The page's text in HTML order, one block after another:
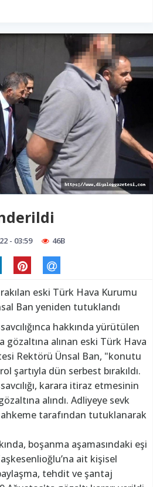
- 03:59 46B
eski Türk Hava Kurumu
Ban yeniden tutuklandı
hakkında yürütülen
gözaltına alınan eski Türk Hava
Rektörü Ünsal Ban, "konutu
şartıyla dün serbest bırakıldı.
karara itiraz etmesinin
alındı. Adliyeye sevk
tarafından tutuklanarak
boşanma aşamasındaki eşi
ait kişisel
tehdit ve şantaj